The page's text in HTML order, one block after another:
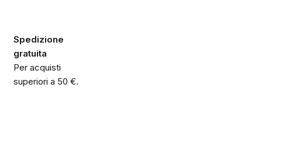
Spedizione
gratuita
Per acquisti
superiori a 50 €.